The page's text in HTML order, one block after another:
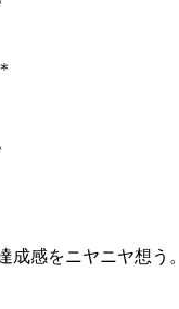
成感をニヤニヤ想う。